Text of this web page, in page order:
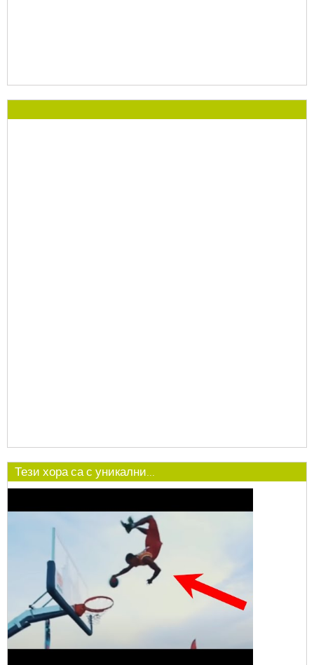
Тези хора са с уникални...